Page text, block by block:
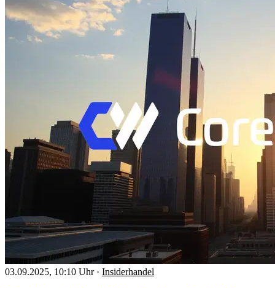
03.09.2025, 10:10 Uhr · Insiderhandel